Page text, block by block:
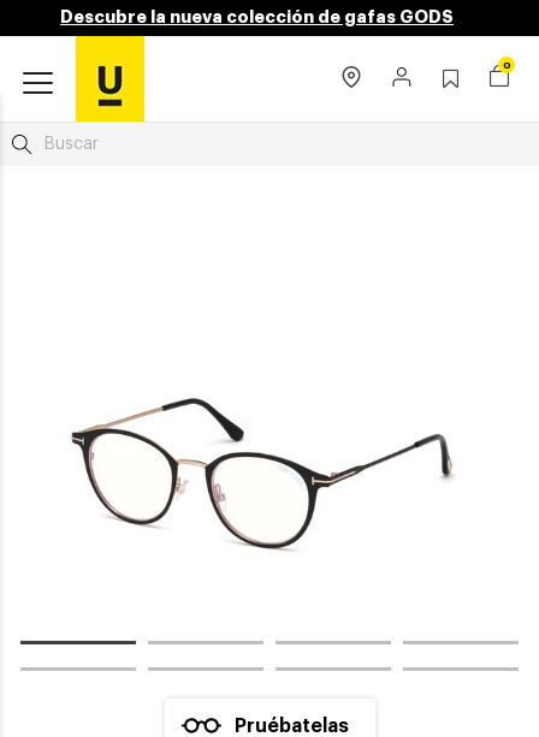
Descubre la nueva colección de gafas GODS
0
Pruébatelas